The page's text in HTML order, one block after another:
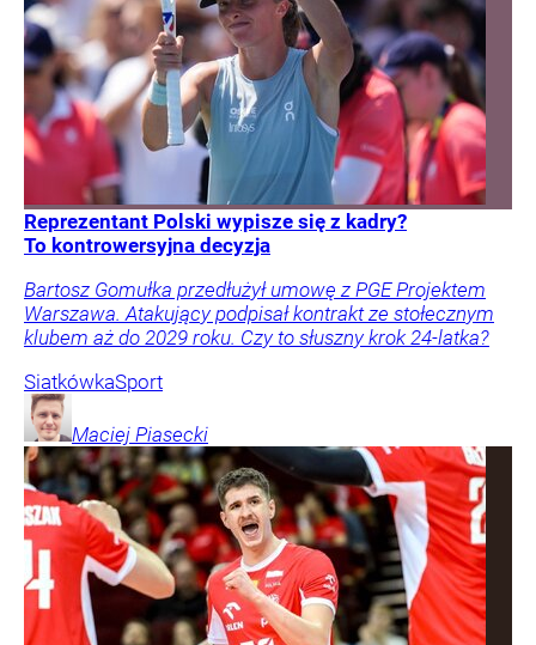
Reprezentant Polski wypisze się z kadry?
To kontrowersyjna decyzja
Bartosz Gomułka przedłużył umowę z PGE Projektem
Warszawa. Atakujący podpisał kontrakt ze stołecznym
klubem aż do 2029 roku. Czy to słuszny krok 24-latka?
SiatkówkaSport
Maciej Piasecki